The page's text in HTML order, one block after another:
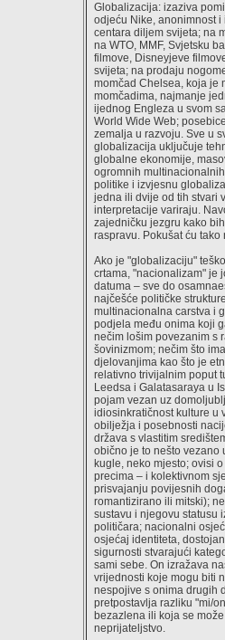
Globalizacija: izaziva
odjeću Nike, anonimnost
centara diljem svijeta; na
na WTO, MMF, Svjetsku
filmove, Disneyjeve
svijeta; na prodaju
momčad Chelsea, koja je
momčadima, najmanje
ijednog Engleza u svom
World Wide Web;
zemalja u razvoju. Sve u
globalizacija uključuje
globalne ekonomije,
ogromnih
politike i izvjesnu
jedna ili dvije od tih stvari
interpretacije variraju.
zajedničku jezgru kako
raspravu. Pokušat ću
Ako je "globalizaciju"
crtama, "nacionalizam" je
datuma – sve do
najčešće političke
multinacionalna carstva i
podjela među onima koji
nečim lošim povezanim s
šovinizmom; nečim što
djelovanjima kao što je
relativno trivijalnim poput
Leedsa i Galatasaraya u
pojam vezan uz
idiosinkratičnost kulture u
obilježja i posebnosti
država s vlastitim
obično je to nešto vezano
kugle, neko mjesto; ovisi
precima – i kolektivnom
prisvajanju povijesnih
romantizirano ili mitski);
sustavu i njegovu statusu
političara; nacionalni
osjećaj identiteta,
sigurnosti stvarajući
sami sebe. On izražava
vrijednosti koje mogu biti
nespojive s onima drugih
pretpostavlja razliku "mi/
bezazlena ili koja se
neprijateljstvo.